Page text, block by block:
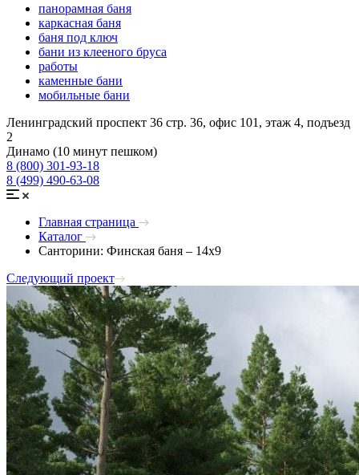
панорамная баня
каркасная баня
баня под ключ
бани из клееного бруса
работы
каменные бани
мобильные бани
Ленинградский проспект 36 стр. 36, офис 101, этаж 4, подъезд
2
Динамо (10 минут пешком)
8 (800) 301-93-18
8 (499) 490-63-08
Главная страница
Каталог
Санторини: Финская баня – 14х9
Следующий проект